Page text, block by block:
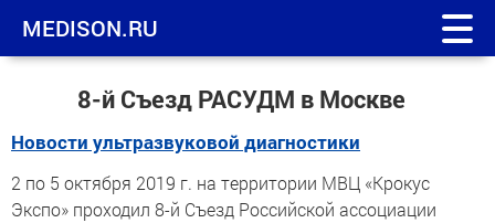
MEDISON.RU
8-й Съезд РАСУДМ в Москве
Новости ультразвуковой диагностики
2 по 5 октября 2019 г. на территории МВЦ «Крокус
Экспо» проходил 8-й Съезд Российской ассоциации